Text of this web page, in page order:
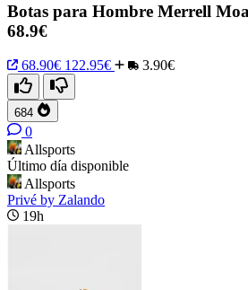
Botas para Hombre Merrell
68.9€
68.90€ 122.95€ 3.90€
684
0
Allsports
Último día disponible
Allsports
Privé by Zalando
19h